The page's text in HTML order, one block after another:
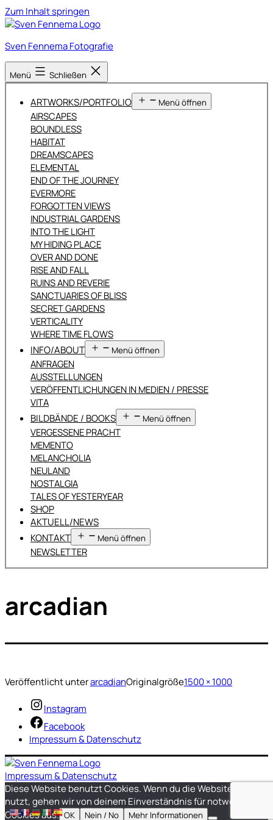
Zum Inhalt springen
Sven Fennema Fotografie
Menü Schließen
ARTWORKS/PORTFOLIO Menü öffnen
AIRSCAPES
BOUNDLESS
HABITAT
DREAMSCAPES
ELEMENTAL
END OF THE JOURNEY
EVERMORE
FORGOTTEN VIEWS
INDUSTRIAL GARDENS
INTO THE LIGHT
MY HIDING PLACE
OVER AND DONE
RISE AND FALL
RUINS AND REVERIE
SANCTUARIES OF BLISS
SECRET GARDENS
VERTICALITY
WHERE TIME FLOWS
INFO/ABOUT Menü öffnen
ANFRAGEN
AUSSTELLUNGEN
VERÖFFENTLICHUNGEN IN MEDIEN / PRESSE
VITA
BILDBÄNDE / BOOKS Menü öffnen
VERGESSENE PRACHT
MEMENTO
MELANCHOLIA
NEULAND
NOSTALGIA
TALES OF YESTERYEAR
SHOP
AKTUELL/NEWS
KONTAKT
Menü öffnen
NEWSLETTER
arcadian
Veröffentlicht unterarcadianOriginalgröße1500 × 1000
Instagram
Facebook
Impressum & Datenschutz
Impressum & Datenschutz
Diese Website benutzt Cookies. Wenn du die Website weiter
nutzt, gehen wir von deinem Einverständnis für notwendige
Cookies aus. OK Nein / No Mehr Informationen